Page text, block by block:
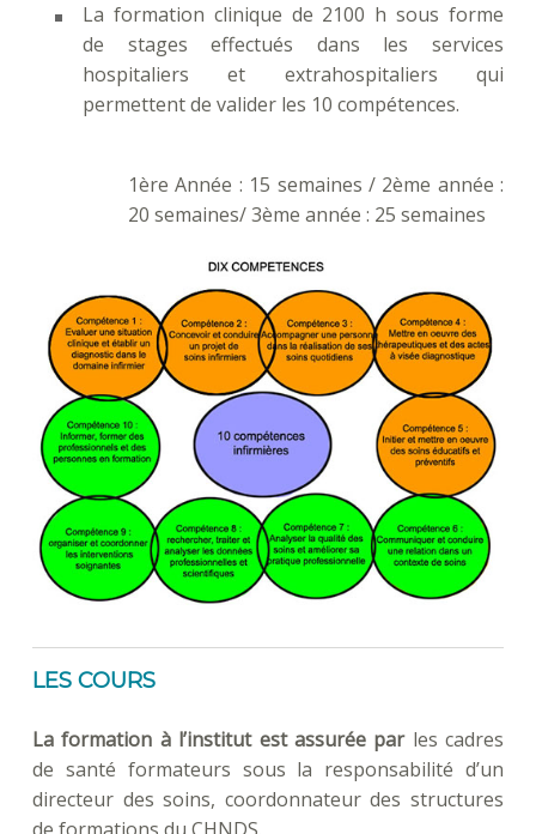
La formation clinique de 2100 h sous forme
de stages effectués dans les services
hospitaliers et extrahospitaliers qui
permettent de valider les 10 compétences.
1ère Année : 15 semaines / 2ème année :
20 semaines/ 3ème année : 25 semaines
LES COURS
La formation à l’institut est assurée parles cadres
de santé formateurs sous la responsabilité d’un
directeur des soins, coordonnateur des structures